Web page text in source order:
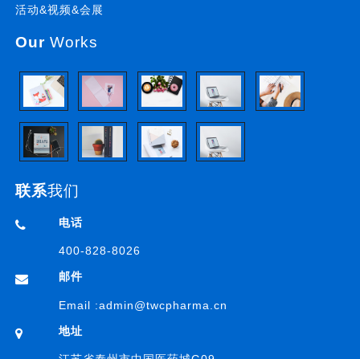
活动&视频&会展
OurWorks
联系我们
电话
400-828-8026
邮件
Email :admin@twcpharma.cn
地址